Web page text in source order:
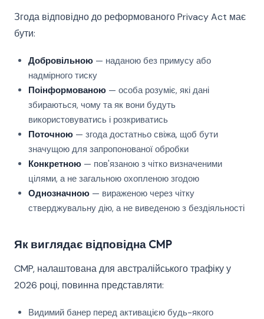
Згода відповідно до реформованого Privacy Act має
бути:
Добровільною — наданою без примусу або
надмірного тиску
Поінформованою — особа розуміє, які дані
збираються, чому та як вони будуть
використовуватись і розкриватись
Поточною — згода достатньо свіжа, щоб бути
значущою для запропонованої обробки
Конкретною — пов'язаною з чітко визначеними
цілями, а не загальною охопленою згодою
Однозначною — вираженою через чітку
стверджувальну дію, а не виведеною з бездіяльності
Як виглядає відповідна CMP
CMP, налаштована для австралійського трафіку у
2026 році, повинна представляти:
Видимий банер перед активацією будь-якого